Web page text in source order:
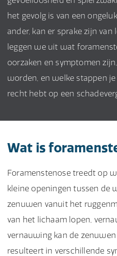
het gevolg is van een
ander, kan er sprake zijn van
leggen we uit wat
oorzaken en symptomen
worden, en welke stappen
recht hebt op een
Wat is
Foramenstenose treedt op
kleine openingen tussen de
zenuwen vanuit het
van het lichaam lopen,
vernauwing kan de
resulteert in verschillende